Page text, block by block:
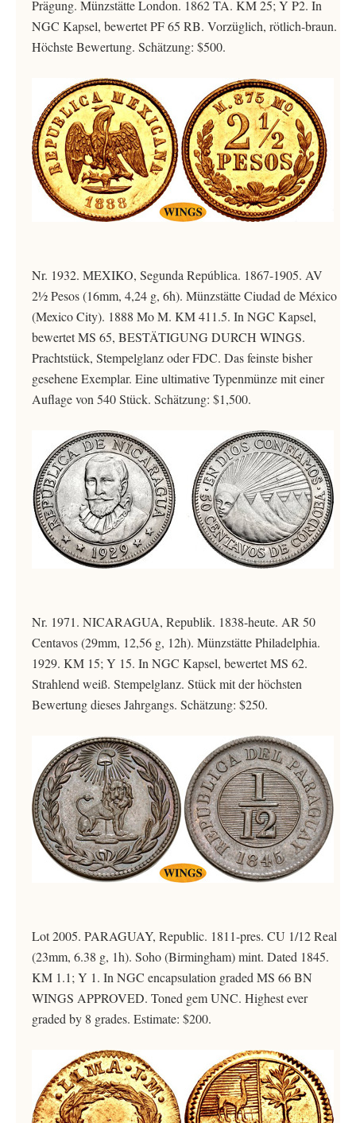
Prägung. Münzstätte London. 1862 TA. KM 25; Y P2. In
NGC Kapsel, bewertet PF 65 RB. Vorzüglich, rötlich-braun.
Höchste Bewertung. Schätzung: $500.
Nr. 1932. MEXIKO, Segunda República. 1867-1905. AV
2½ Pesos (16mm, 4,24 g, 6h). Münzstätte Ciudad de México
(Mexico City). 1888 Mo M. KM 411.5. In NGC Kapsel,
bewertet MS 65, BESTÄTIGUNG DURCH WINGS.
Prachtstück, Stempelglanz oder FDC. Das feinste bisher
gesehene Exemplar. Eine ultimative Typenmünze mit einer
Auflage von 540 Stück. Schätzung: $1,500.
Nr. 1971. NICARAGUA, Republik. 1838-heute. AR 50
Centavos (29mm, 12,56 g, 12h). Münzstätte Philadelphia.
1929. KM 15; Y 15. In NGC Kapsel, bewertet MS 62.
Strahlend weiß. Stempelglanz. Stück mit der höchsten
Bewertung dieses Jahrgangs. Schätzung: $250.
Lot 2005. PARAGUAY, Republic. 1811-pres. CU 1/12 Real
(23mm, 6.38 g, 1h). Soho (Birmingham) mint. Dated 1845.
KM 1.1; Y 1. In NGC encapsulation graded MS 66 BN
WINGS APPROVED. Toned gem UNC. Highest ever
graded by 8 grades. Estimate: $200.